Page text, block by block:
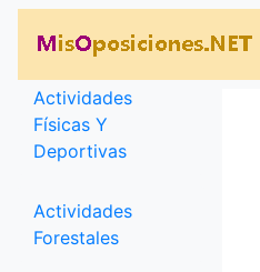
Categorías
Actividades
Físicas Y
Deportivas
Actividades
Forestales